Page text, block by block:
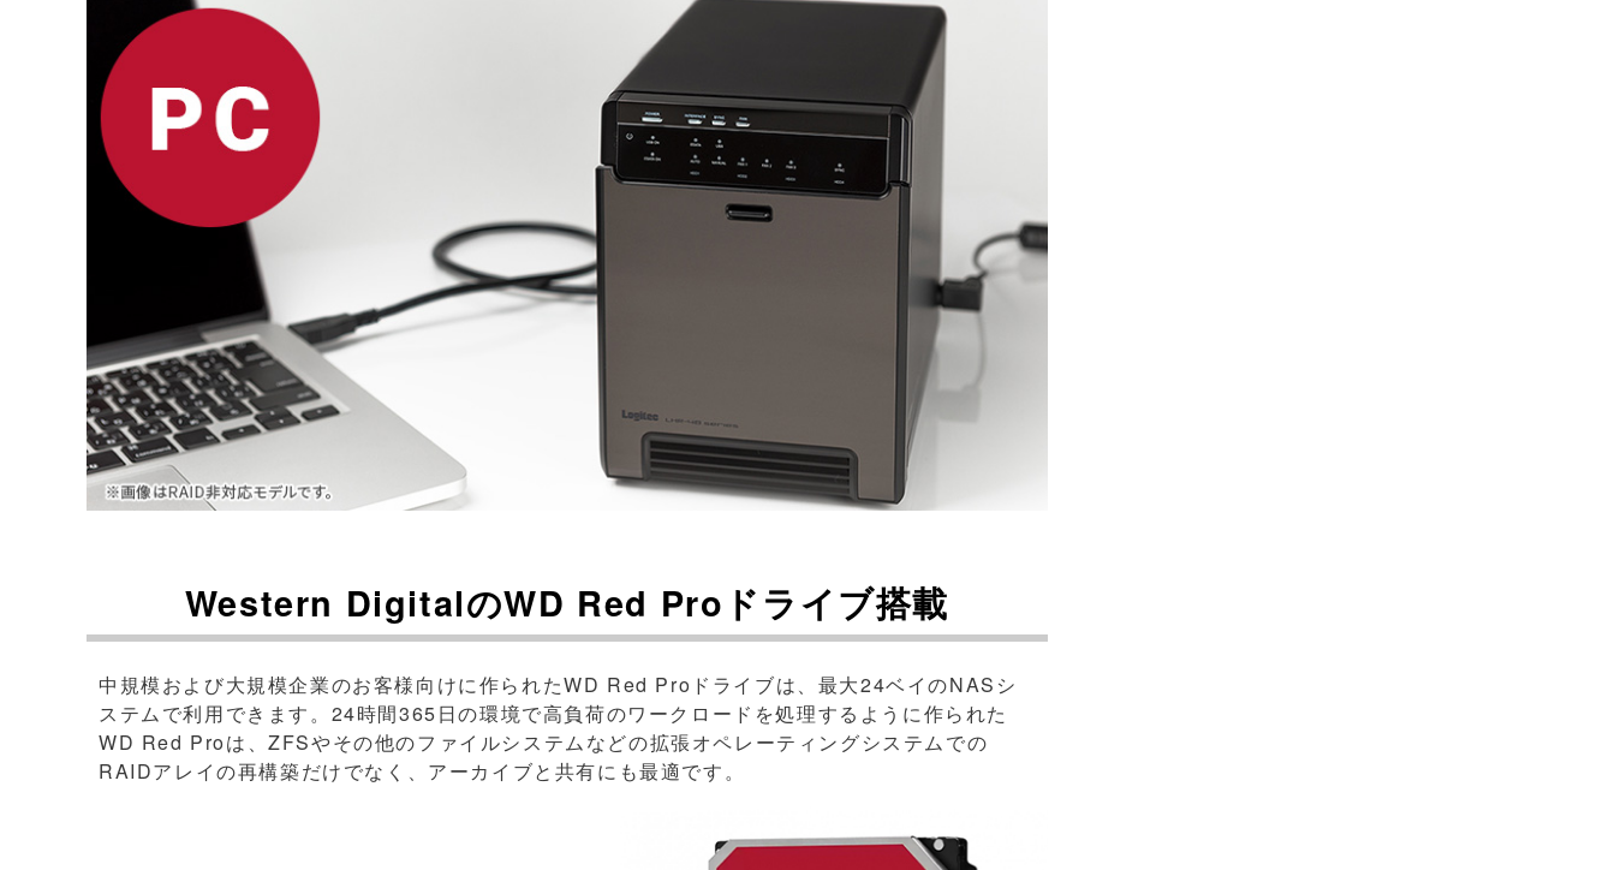
Western DigitalのWD Red Proドライブ搭載
中規模および大規模企業のお客様向けに作られたWD Red Proドライブは、最大24ベイのNASシ
ステムで利用できます。24時間365日の環境で高負荷のワークロードを処理するように作られた
WD Red Proは、ZFSやその他のファイルシステムなどの拡張オペレーティングシステムでの
RAIDアレイの再構築だけでなく、アーカイブと共有にも最適です。